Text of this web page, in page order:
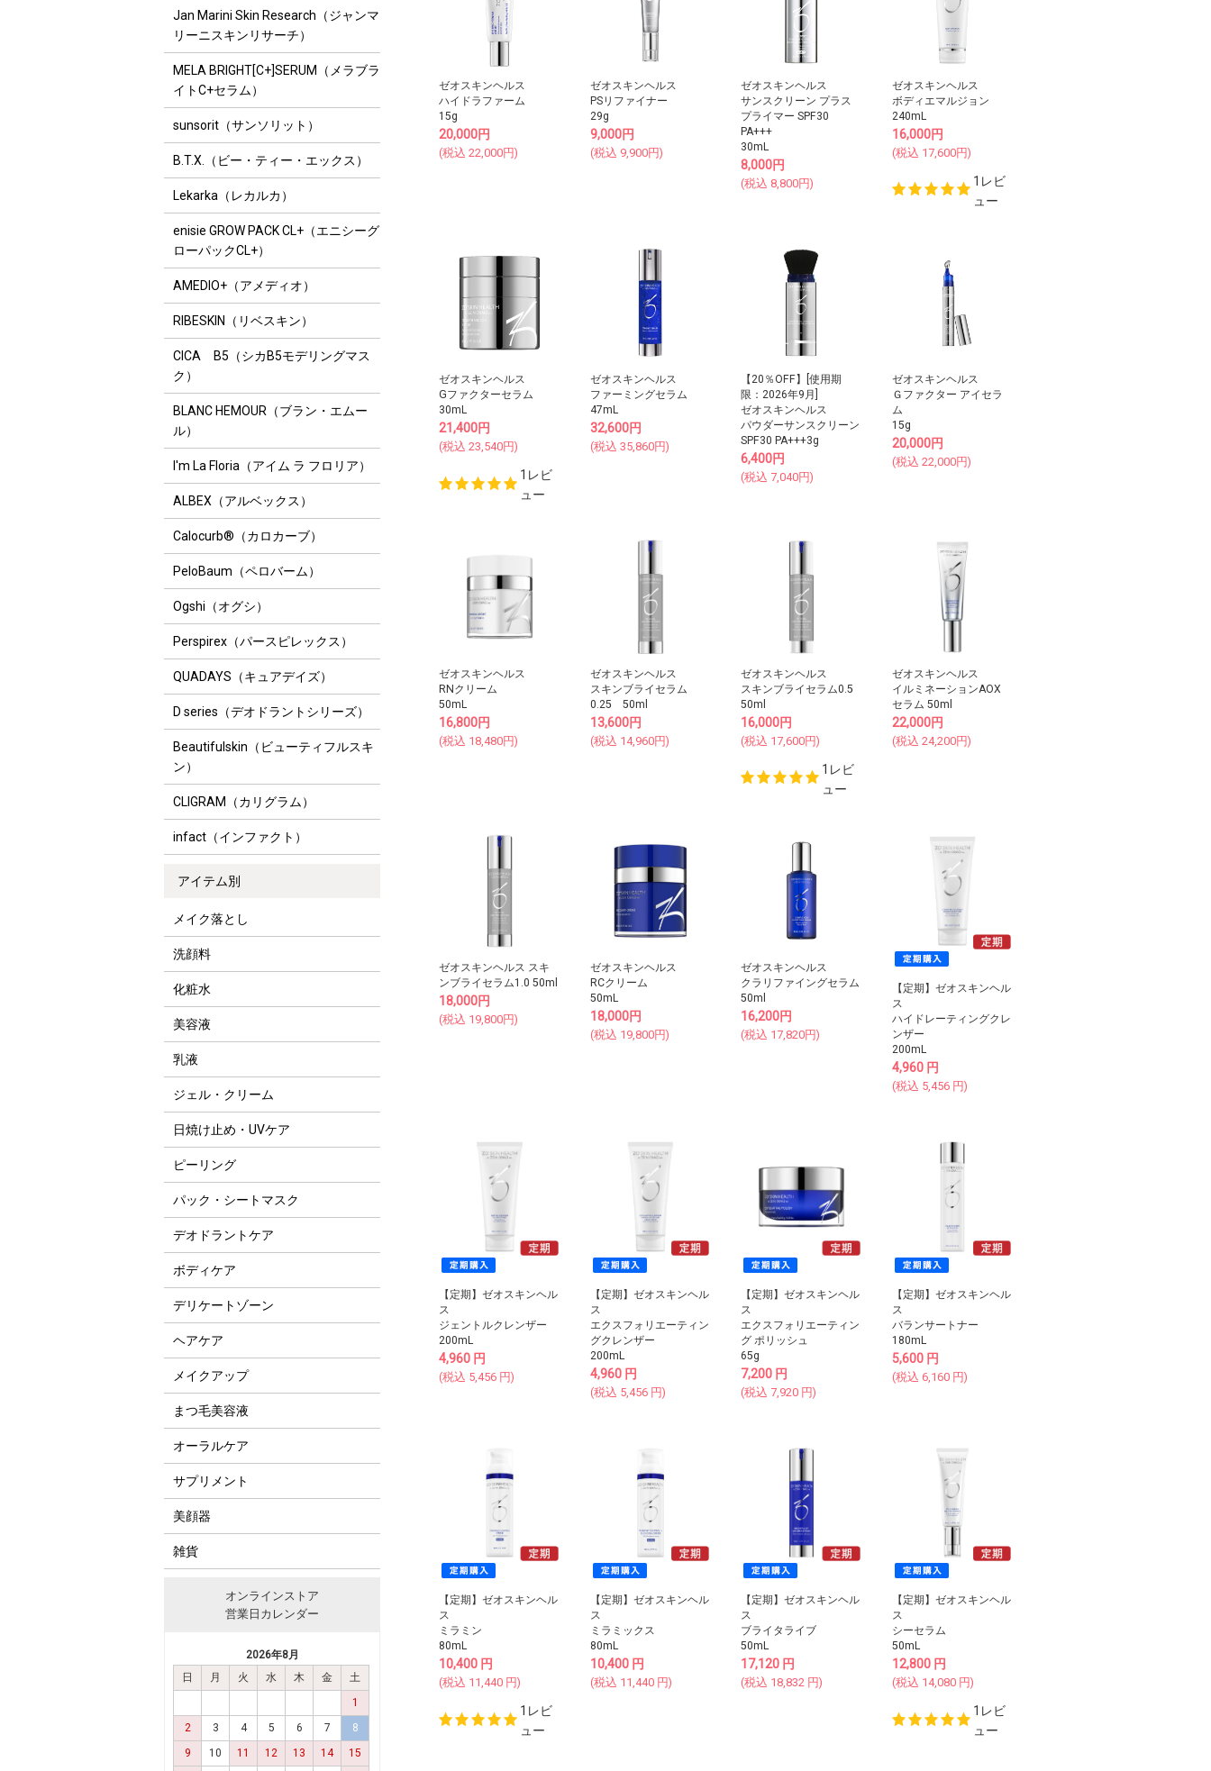
Jan Marini Skin Research（ジャンマ
リーニスキンリサーチ）
MELA BRIGHT[C+]SERUM（メラブラ
イトC+セラム）
sunsorit（サンソリット）
B.T.X.（ビー・ティー・エックス）
Lekarka（レカルカ）
enisie GROW PACK CL+（エニシーグ
ローパックCL+）
AMEDIO+（アメディオ）
RIBESKIN（リベスキン）
CICA B5（シカB5モデリングマス
ク）
BLANC HEMOUR（ブラン・エムー
ル）
I'm La Floria（アイム ラ フロリア）
ALBEX（アルベックス）
Calocurb®（カロカーブ）
PeloBaum（ペロバーム）
Ogshi（オグシ）
Perspirex（パースピレックス）
QUADAYS（キュアデイズ）
D series（デオドラントシリーズ）
Beautifulskin（ビューティフルスキ
ン）
CLIGRAM（カリグラム）
infact（インファクト）
アイテム別
メイク落とし
洗顔料
化粧水
美容液
乳液
ジェル・クリーム
日焼け止め・UVケア
ピーリング
パック・シートマスク
デオドラントケア
ボディケア
デリケートゾーン
ヘアケア
メイクアップ
まつ毛美容液
オーラルケア
サプリメント
美顔器
雑貨
オンラインストア
営業日カレンダー
2026年8月
日
月 火 水 木 金
土
1
2
3 4 5 6 7
8
9
10 11 12 13 14 15
ゼオスキンヘルス
ハイドラファーム
15g
20,000円
(税込22,000円)
ゼオスキンヘルス
PSリファイナー
29g
9,000円
(税込 9,900円)
ゼオスキンヘルス
サンスクリーン プラス
プライマー SPF30
PA+++
30mL
8,000円
(税込 8,800円)
ゼオスキンヘルス
ボディエマルジョン
240mL
16,000円
(税込 17,600円)
1レビ
ュー
ゼオスキンヘルス
Gファクターセラム
30mL
21,400円
(税込23,540円)
1レビ
ュー
ゼオスキンヘルス
ファーミングセラム
47mL
32,600円
(税込 35,860円)
【20％OFF】[使用期
限：2026年9月]
ゼオスキンヘルス
パウダーサンスクリーン
SPF30 PA+++3g
6,400円
(税込 7,040円)
ゼオスキンヘルス
Ｇファクター アイセラ
ム
15g
20,000円
(税込 22,000円)
ゼオスキンヘルス
RNクリーム
50mL
16,800円
(税込 18,480円)
ゼオスキンヘルス
スキンブライセラム
0.25 50ml
13,600円
(税込 14,960円)
ゼオスキンヘルス
スキンブライセラム0.5
50ml
16,000円
(税込 17,600円)
1レビ
ュー
ゼオスキンヘルス
イルミネーションAOX
セラム 50ml
22,000円
(税込 24,200円)
ゼオスキンヘルス スキ
ンブライセラム1.0 50ml
18,000円
(税込 19,800円)
ゼオスキンヘルス
RCクリーム
50mL
18,000円
(税込 19,800円)
ゼオスキンヘルス
クラリファイングセラム
50ml
16,200円
(税込 17,820円)
【定期】ゼオスキンヘル
ス
ハイドレーティングクレ
ンザー
200mL
4,960円
(税込 5,456円)
【定期】ゼオスキンヘル
ス
ジェントルクレンザー
200mL
4,960 円
(税込 5,456 円)
【定期】ゼオスキンヘル
ス
エクスフォリエーティン
グクレンザー
200mL
4,960円
(税込 5,456円)
【定期】ゼオスキンヘル
ス
エクスフォリエーティン
グ ポリッシュ
65g
7,200 円
(税込 7,920 円)
【定期】ゼオスキンヘル
ス
バランサートナー
180mL
5,600円
(税込 6,160円)
【定期】ゼオスキンヘル
ス
ミラミン
80mL
10,400 円
(税込 11,440 円)
1レビ
ュー
【定期】ゼオスキンヘル
ス
ミラミックス
80mL
10,400円
(税込 11,440円)
【定期】ゼオスキンヘル
ス
ブライタライブ
50mL
17,120 円
(税込 18,832 円)
【定期】ゼオスキンヘル
ス
シーセラム
50mL
12,800円
(税込 14,080円)
1レビ
ュー